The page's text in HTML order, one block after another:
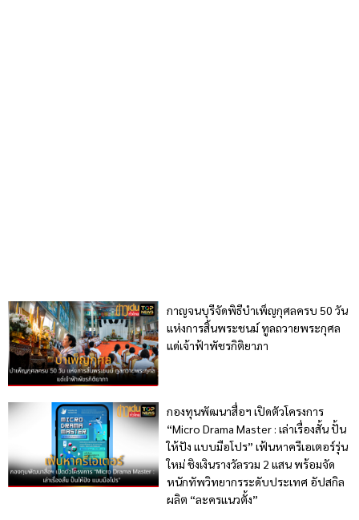
กาญจนบุรีจัดพิธีบำเพ็ญกุศลครบ 50 วัน
แห่งการสิ้นพระชนม์ ทูลถวายพระกุศล
แด่เจ้าฟ้าพัชรกิติยาภา
กองทุนพัฒนาสื่อฯ เปิดตัวโครงการ
“Micro Drama Master : เล่าเรื่องสั้น ปั้น
ให้ปัง แบบมือโปร” เฟ้นหาครีเอเตอร์รุ่น
ใหม่ ชิงเงินรางวัลรวม 2 แสน พร้อมจัด
หนักทัพวิทยากรระดับประเทศ อัปสกิล
ผลิต “ละครแนวตั้ง”